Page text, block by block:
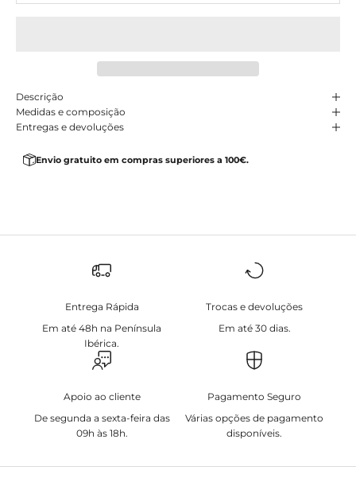
Descrição
Medidas e composição
Entregas e devoluções
Envio gratuito em compras superiores a 100€.
Entrega Rápida
Em até 48h na Península
Ibérica.
Trocas e devoluções
Em até 30 dias.
Apoio ao cliente
De segunda a sexta-feira das
09h às 18h.
Pagamento Seguro
Várias opções de pagamento
disponíveis.